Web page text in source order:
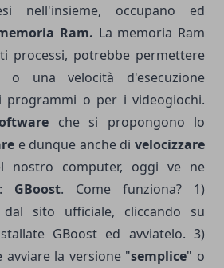
nell'insieme, occupano ed
Ram. La memoria Ram
processi, potrebbe permettere
una velocità d'esecuzione
programmi o per i videogiochi.
che si propongono lo
e dunque anche divelocizzare
nostro computer, oggi ve ne
GBoost. Come funziona? 1)
dal sito ufficiale, cliccando su
GBoost ed avviatelo. 3)
avviare la versione "semplice" o